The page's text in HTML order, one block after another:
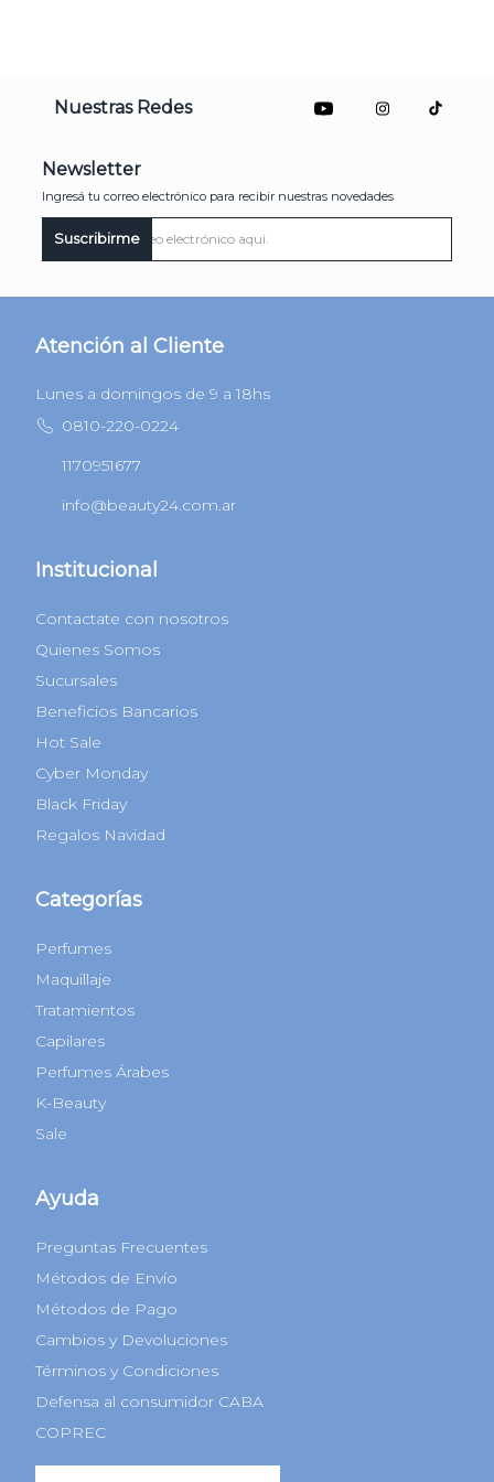
Nuestras Redes
Newsletter
Ingresá tu correo electrónico para recibir nuestras novedades
Suscribirme
Atención al Cliente
Lunes a domingos de 9 a 18hs
0810-220-0224
1170951677
info@beauty24.com.ar
Institucional
Contactate con nosotros
Quienes Somos
Sucursales
Beneficios Bancarios
Hot Sale
Cyber Monday
Black Friday
Regalos Navidad
Categorías
Perfumes
Maquillaje
Tratamientos
Capilares
Perfumes Árabes
K-Beauty
Sale
Ayuda
Preguntas Frecuentes
Métodos de Envío
Métodos de Pago
Cambios y Devoluciones
Términos y Condiciones
Defensa al consumidor CABA
COPREC